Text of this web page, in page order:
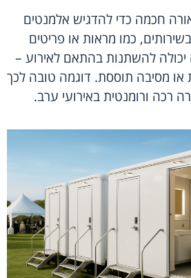
חכמה כדי להדגיש אלמנטים
בשירותים, כמו מראות או פריטים
יכולה להשתנות בהתאם לאירוע –
או מסיבה תוססת. דוגמה טובה לכך
רכה ורומנטית באירועי ערב.